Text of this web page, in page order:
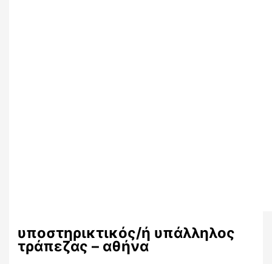
υποστηρικτικός/ή υπάλληλος
τράπεζας – αθήνα